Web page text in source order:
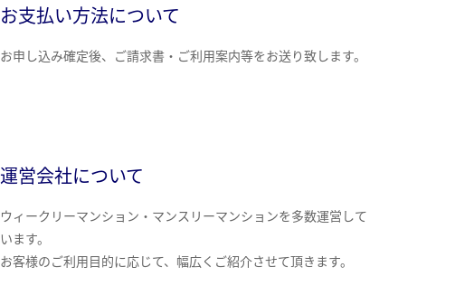
お支払い方法について
お申し込み確定後、ご請求書・ご利用案内等をお送り致します。
運営会社について
ウィークリーマンション・マンスリーマンションを多数運営して
います。
お客様のご利用目的に応じて、幅広くご紹介させて頂きます。